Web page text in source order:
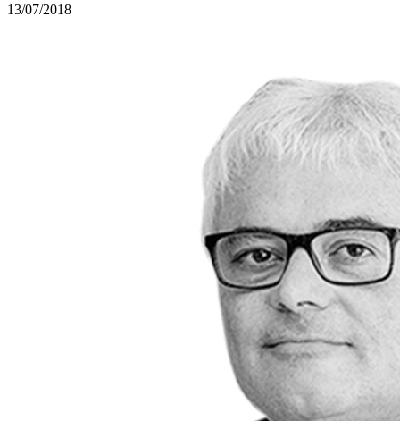
13/07/2018